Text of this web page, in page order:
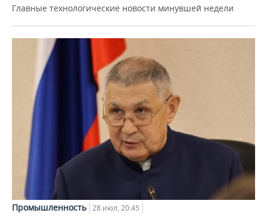
Главные технологические новости минувшей недели
Промышленность 28 июл, 20:45